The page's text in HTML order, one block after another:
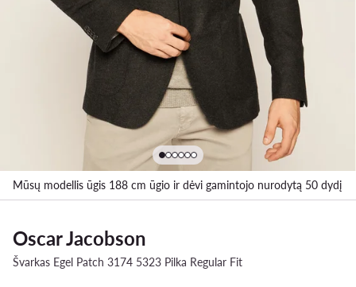
Mūsų modellis ūgis 188 cm ūgio ir dėvi gamintojo nurodytą 50 dydį
Oscar Jacobson
Švarkas Egel Patch 3174 5323 Pilka Regular Fit